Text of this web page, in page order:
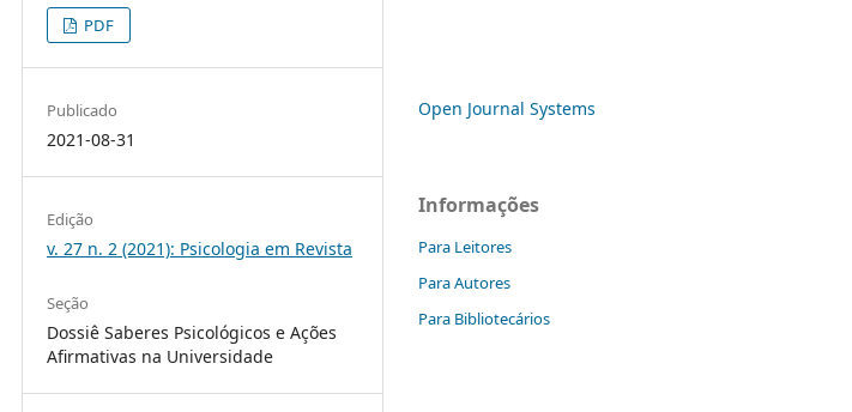
PDF
Publicado
2021-08-31
Edição
v. 27 n. 2 (2021): Psicologia em Revista
Seção
Dossiê Saberes Psicológicos e Ações
Afirmativas na Universidade
Open Journal Systems
Informações
Para Leitores
Para Autores
Para Bibliotecários